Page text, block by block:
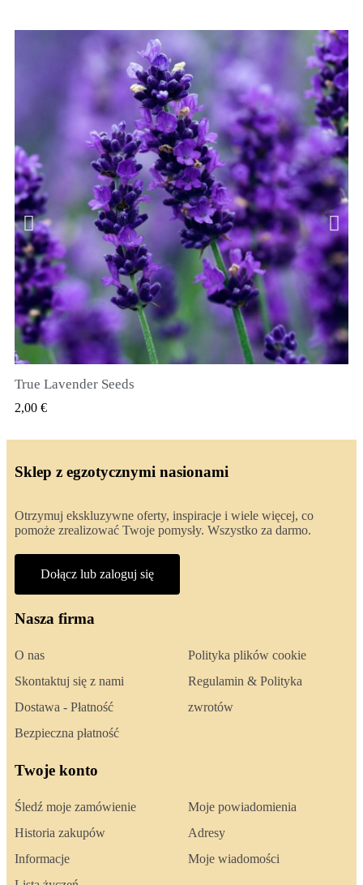
SZYBKI PODGLĄD
True Lavender Seeds
2,00 €
Sklep z egzotycznymi nasionami
Otrzymuj ekskluzywne oferty, inspiracje i wiele więcej, co
pomoże zrealizować Twoje pomysły. Wszystko za darmo.
Dołącz lub zaloguj się
Nasza firma
O nas
Skontaktuj się z nami
Dostawa - Płatność
Bezpieczna płatność
Polityka plików cookie
Regulamin & Polityka
zwrotów
Twoje konto
Śledź moje zamówienie
Historia zakupów
Informacje
Moje powiadomienia
Adresy
Moje wiadomości